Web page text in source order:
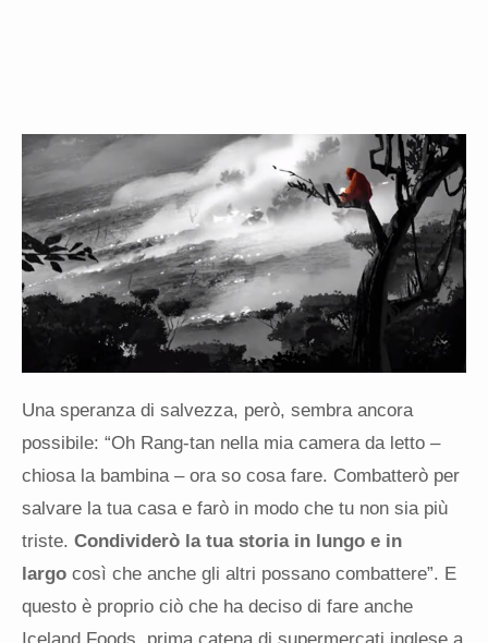
Una speranza di salvezza, però, sembra ancora
possibile: “Oh Rang-tan nella mia camera da letto –
chiosa la bambina – ora so cosa fare. Combatterò per
salvare la tua casa e farò in modo che tu non sia più
triste. Condividerò la tua storia in lungo e in
largo così che anche gli altri possano combattere”. E
questo è proprio ciò che ha deciso di fare anche